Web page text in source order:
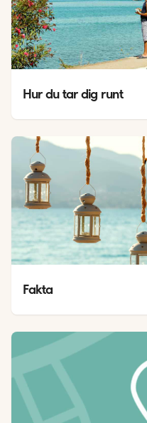
Hur du tar dig runt
Fakta